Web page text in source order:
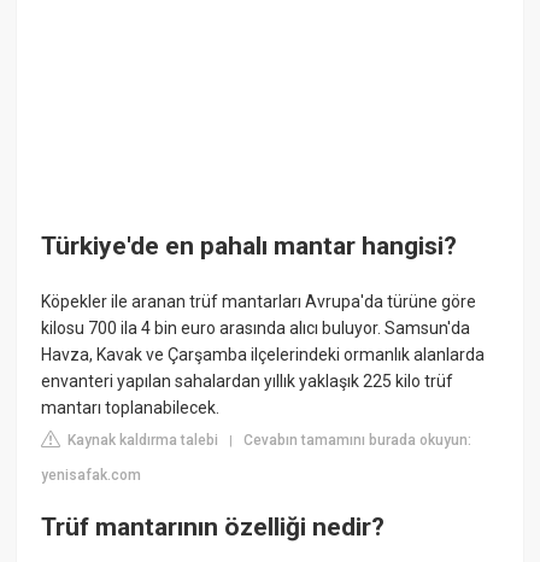
Türkiye'de en pahalı mantar hangisi?
Köpekler ile aranan trüf mantarları Avrupa'da türüne göre
kilosu 700 ila 4 bin euro arasında alıcı buluyor. Samsun'da
Havza, Kavak ve Çarşamba ilçelerindeki ormanlık alanlarda
envanteri yapılan sahalardan yıllık yaklaşık 225 kilo trüf
mantarı toplanabilecek.
Kaynak kaldırma talebi |Cevabın tamamını burada okuyun:
yenisafak.com
Trüf mantarının özelliği nedir?